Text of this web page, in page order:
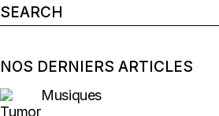
Search
for:
NOS DERNIERS ARTICLES
Musiques